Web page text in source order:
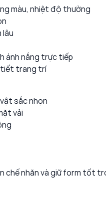
màu, nhiệt độ thường
lâu
ánh nắng trực tiếp
tiết trang trí
sắc nhọn
vải
chế nhăn và giữ form tốt